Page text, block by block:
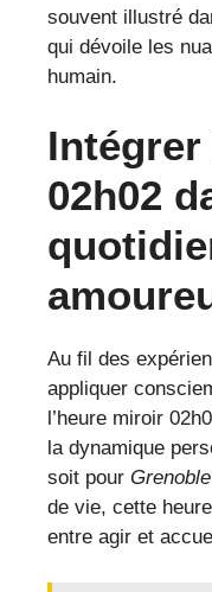
souvent illustré
qui dévoile les
humain.
Intégrer
02h02
Au fil des
appliquer
l’heure miroir
la dynamique
soit pour
de vie, cette
entre agir et